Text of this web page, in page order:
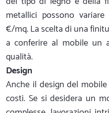
metallici possono
€/mq. La scelta di una
a conferire al mobile un
qualità.
Design
Anche il design del
costi. Se si desidera un